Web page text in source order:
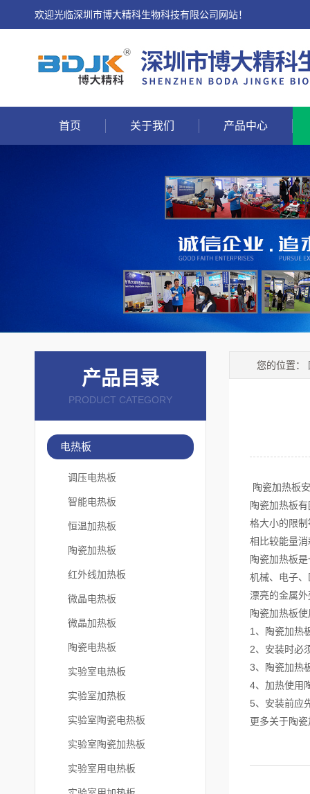
欢迎光临深圳市博大精科生物科技有限公司网站！
首页 关于我们 产品中心
产品目录
PRODUCT CATEGORY
电热板
调压电热板
智能电热板
恒温加热板
陶瓷加热板
红外线加热板
微晶电热板
微晶加热板
陶瓷电热板
实验室电热板
实验室加热板
实验室陶瓷电热板
实验室陶瓷加热板
实验室用电热板
您的位置：
陶瓷加热板
陶瓷加热板
格大小的限
相比较能量
陶瓷加热板
机械、电子
漂亮的金属
陶瓷加热板
1、陶瓷加热
2、安装时必
3、陶瓷加热
4、加热使用
5、安装前应
更多关于陶